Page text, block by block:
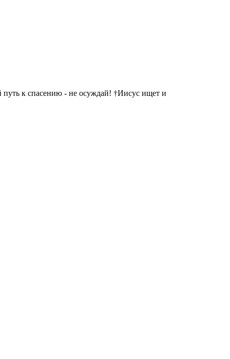
путь к спасению - не осуждай! †Иисус ищет и